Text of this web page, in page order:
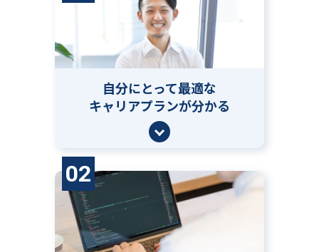
自分にとって最適な
キャリアプランが分かる
02